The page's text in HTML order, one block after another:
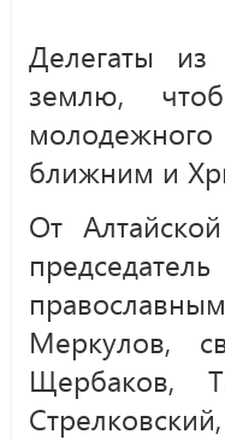
Делегаты
землю,
ближним и
От
Меркулов,
Щербаков,